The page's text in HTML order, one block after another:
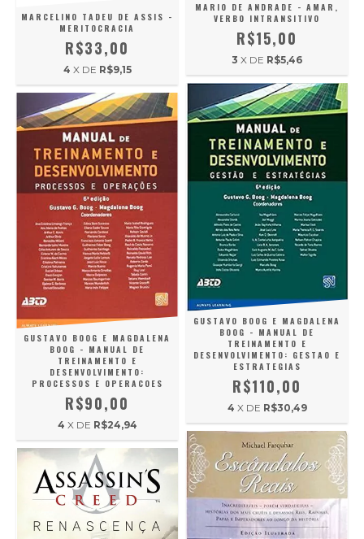
MARCELINO TADEU DE ASSIS -
MERITOCRACIA
R$33,00
4 X DE R$9,15
MARIO DE ANDRADE - AMAR,
VERBO INTRANSITIVO
R$15,00
3 X DE R$5,46
GUSTAVO BOOG E MAGDALENA
BOOG - MANUAL DE
TREINAMENTO E
DESENVOLVIMENTO:
PROCESSOS E OPERACOES
R$90,00
4 X DE R$24,94
GUSTAVO BOOG E MAGDALENA
BOOG - MANUAL DE
TREINAMENTO E
DESENVOLVIMENTO: GESTAO E
ESTRATEGIAS
R$110,00
4 X DE R$30,49